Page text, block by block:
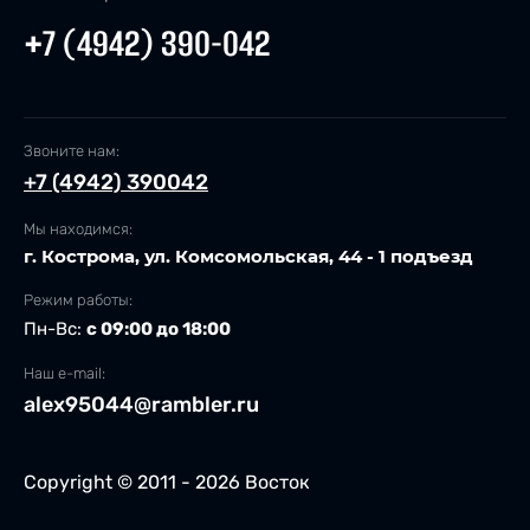
+7 (4942) 390-042
Copyright © 2011 - 2026 Восток
Звоните нам:
+7 (4942) 390042
Мы находимся:
г. Кострома, ул. Комсомольская, 44 - 1 подъезд
Режим работы:
Пн-Вс: с 09:00 до 18:00
Наш e-mail:
alex95044@rambler.ru